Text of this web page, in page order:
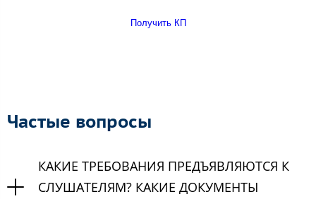
Получить КП
Частые вопросы
КАКИЕ ТРЕБОВАНИЯ ПРЕДЪЯВЛЯЮТСЯ К
СЛУШАТЕЛЯМ? КАКИЕ ДОКУМЕНТЫ